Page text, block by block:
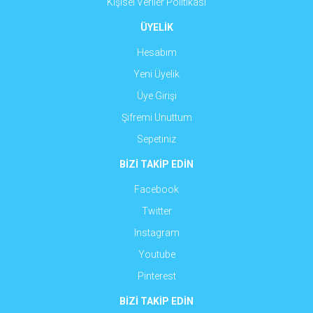
ÜYELİK
Hesabım
Yeni Üyelik
Üye Girişi
Şifremi Unuttum
Sepetiniz
BİZİ TAKİP EDİN
Facebook
Twitter
Instagram
Youtube
Pinterest
BİZİ TAKİP EDİN